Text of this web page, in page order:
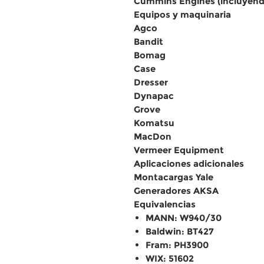
Equipos y maquinaria
Agco
Bandit
Bomag
Case
Dresser
Dynapac
Grove
Komatsu
MacDon
Vermeer Equipment
Aplicaciones adicionales
Montacargas Yale
Generadores AKSA
Equivalencias
MANN: W940/30
Baldwin: BT427
Fram: PH3900
WIX: 51602